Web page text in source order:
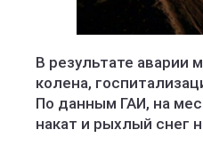
В результате аварии
колена,
По данным ГАИ, на
накат и рыхлый снег